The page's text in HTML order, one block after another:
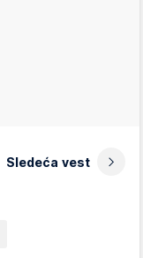
Sledeća vest